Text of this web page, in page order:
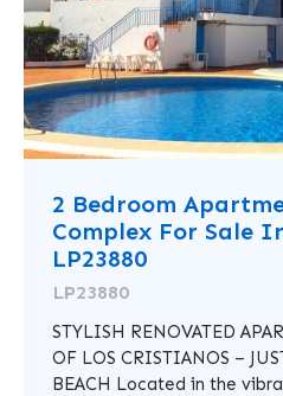
2 Bedroom
Complex For Sale
LP23880
LP23880
STYLISH RENOVATED
OF LOS CRISTIANOS –
BEACH Located in the